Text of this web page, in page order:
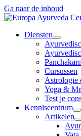
Ga naar de inhoud
Diensten
Cursussen
Astrologie
Yoga &
Test je
Kenniscentrum
Artikelen